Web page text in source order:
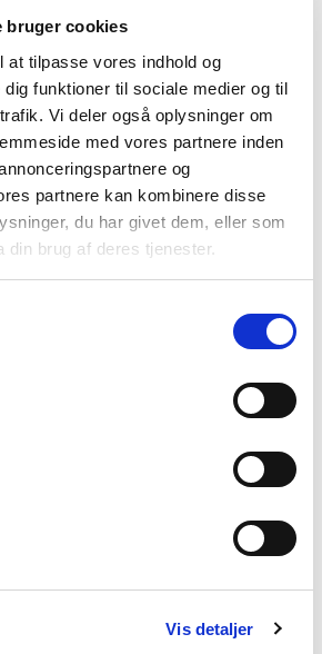
bruger cookies
at tilpasse vores indhold og
funktioner til sociale medier og til
Vi deler også oplysninger om
med vores partnere inden
og
partnere kan kombinere disse
du har givet dem, eller som
din brug af deres tjenester.
Vis detaljer
på kh@bedrepsykiatri.dk eller
har en konto hos NemTilmeld,
skal oprettes.
til at fortælle om jer selv
og skab dialog med brugerne.